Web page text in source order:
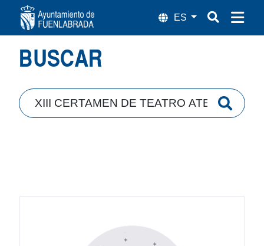
Búsqueda
BUSCAR